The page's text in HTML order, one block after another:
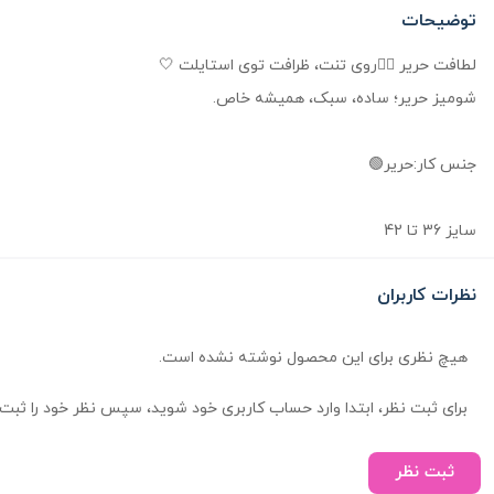
توضیحات
لطافت حریر 🙂‍↔️روی تنت، ظرافت توی استایلت 🤍
شومیز حریر؛ ساده، سبک، همیشه خاص.
جنس کار:حریر🟢
سایز 36 تا 42
نظرات کاربران
هیچ نظری برای این محصول نوشته نشده است.
برای ثبت نظر، ابتدا وارد حساب کاربری خود شوید، سپس نظر خود را ثبت
ثبت نظر